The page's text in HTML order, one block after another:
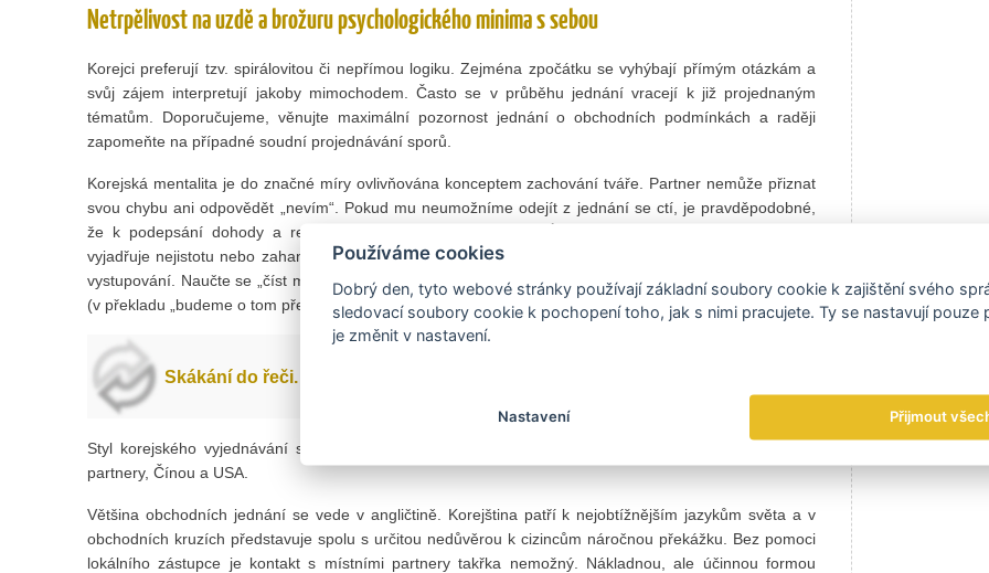
Netrpělivost na uzdě a brožuru psychologického minima s sebou
Korejci preferují tzv. spirálovitou či nepřímou logiku. Zejména zpočátku se vyhýbají přímým otázkám a
svůj zájem interpretují jakoby mimochodem. Často se v průběhu jednání vracejí k již projednaným
tématům. Doporučujeme, věnujte maximální pozornost jednání o obchodních podmínkách a raději
zapomeňte na případné soudní projednávání sporů.
Korejská mentalita je do značné míry ovlivňována konceptem zachování tváře. Partner nemůže přiznat
svou chybu ani odpovědět „nevím“. Pokud mu neumožníme odejít z jednání se ctí, je pravděpodobné,
že k podepsání dohody a realizaci obchodu vůbec nedojde. Úsměv si nevykládejte jako souhlas,
vyjadřuje nejistotu nebo zahanbení. Přímá odpověď „ano“ či „ne“ je považována za projev neslušného
vystupování. Naučte se „číst mezi řádky“. Především odmítnutí je často nahrazeno odpovědí „keul seh“
(v překladu „budeme o tom přemýšlet“).
Skákání do řeči. Co to je? Nepřipadá v úvahu!
Styl korejského vyjednávání se v poslední době přiostřuje vlivem zkušeností s hlavními obchodními
partnery, Čínou a USA.
Většina obchodních jednání se vede v angličtině. Korejština patří k nejobtížnějším jazykům světa a v
obchodních kruzích představuje spolu s určitou nedůvěrou k cizincům náročnou překážku. Bez pomoci
lokálního zástupce je kontakt s místními partnery takřka nemožný. Nákladnou, ale účinnou formou
Používáme cookies
Dobrý den, tyto webové stránky používají základní soubory cookie k zajištění svého
sledovací soubory cookie k pochopení toho, jak s nimi pracujete. Ty se nastavují pouze
je změnit v nastavení.
Nastavení Přijmout